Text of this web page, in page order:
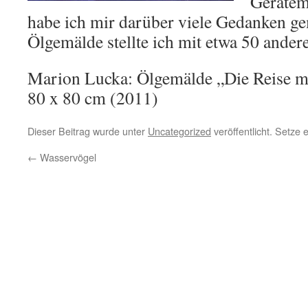
habe ich mir darüber viele Gedanken
Ölgemälde stellte ich mit etwa 50
Marion Lucka: Ölgemälde „Die Reise
80 x 80 cm (2011)
Dieser Beitrag wurde unter Uncategorized veröffentlicht. Setze
← Wasservögel